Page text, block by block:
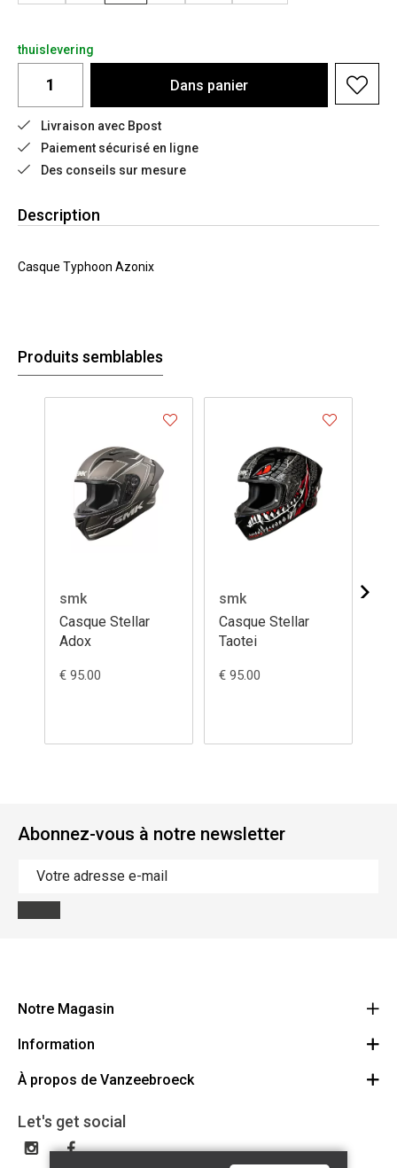
thuislevering
Dans panier
Livraison avec Bpost
Paiement sécurisé en ligne
Des conseils sur mesure
Description
Casque Typhoon Azonix
Produits semblables
smk
Casque Stellar
Adox
€ 95.00
smk
Casque Stellar
Taotei
€ 95.00
Abonnez-vous à notre newsletter
Notre Magasin
Vanzeebroeck Motors
1600 Sint-Pieters-Leeuw
023316022
Information
Annulation Commande
Conditions générales
À propos de Vanzeebroeck
Cheque Cadeau
Échange et Retours
Let's get social